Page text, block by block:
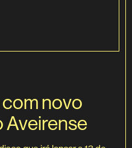
novo
Aveirense